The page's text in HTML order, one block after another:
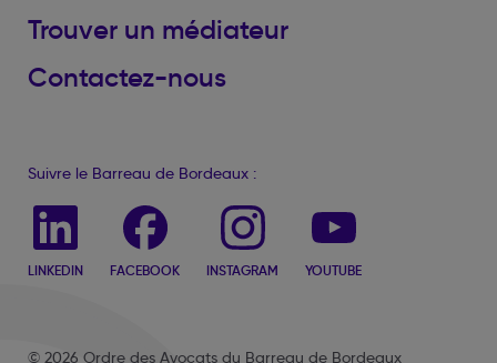
Trouver un médiateur
Contactez-nous
Suivre le Barreau de Bordeaux :
LINKEDIN FACEBOOK INSTAGRAM YOUTUBE
© 2026 Ordre des Avocats du Barreau de Bordeaux